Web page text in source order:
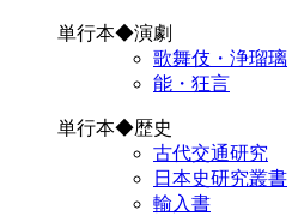
単行本◆演劇
歌舞伎・浄瑠璃
能・狂言
単行本◆歴史
古代交通研究
日本史研究叢書
輸入書